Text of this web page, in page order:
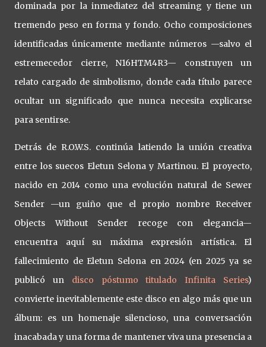
dominada por la inmediatez del streaming y tiene un
tremendo peso en forma y fondo. Ocho composiciones
identificadas únicamente mediante números —salvo el
estremecedor cierre, N16HTM4R3— construyen un
relato cargado de simbolismo, donde cada título parece
ocultar un significado que nunca necesita explicarse
para sentirse.
Detrás de R.O.W.S. continúa latiendo la unión creativa
entre los suecos Eletun Selona y Martinou. El proyecto,
nacido en 2014 como una evolución natural de Sewer
Sender —un guiño que el propio nombre Receiver
Objects Without Sender recoge con elegancia—
encuentra aquí su máxima expresión artística. El
fallecimiento de Eletun Selona en 2024 (en 2025 ya se
publicó un disco póstumo titulado Infinita Series)
convierte inevitablemente este disco en algo más que un
álbum: es un homenaje silencioso, una conversación
inacabada y una forma de mantener viva una presencia a